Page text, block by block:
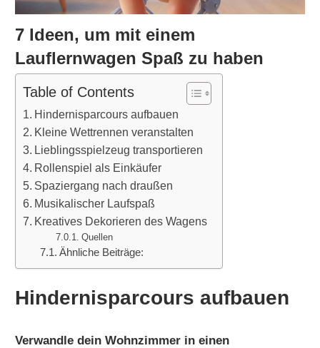
7 Ideen, um mit einem
Lauflernwagen Spaß zu haben
Table of Contents
Hindernisparcours aufbauen
Kleine Wettrennen veranstalten
Lieblingsspielzeug transportieren
Rollenspiel als Einkäufer
Spaziergang nach draußen
Musikalischer Laufspaß
Kreatives Dekorieren des Wagens
Quellen
Ähnliche Beiträge:
Hindernisparcours aufbauen
Verwandle dein Wohnzimmer in einen